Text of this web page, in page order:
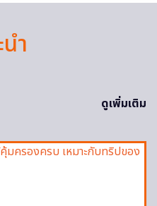
ำ
ดูเพิ่มเติม